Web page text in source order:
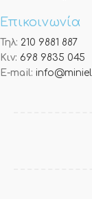
Επικοινωνία
Τηλ: 210 9881 887
Κιν: 698 9835 045
E-mail: